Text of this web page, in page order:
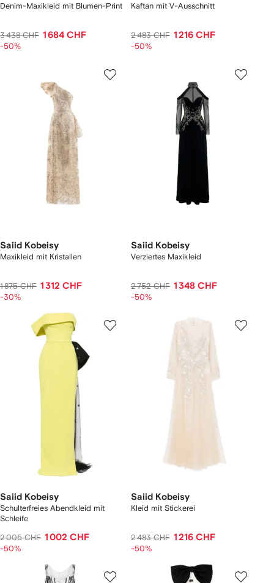
Denim-Maxikleid mit Blumen-Print
3 438 CHF 1 684 CHF
-50%
Kaftan mit V-Ausschnitt
2 483 CHF 1 216 CHF
-50%
Saiid Kobeisy
Maxikleid mit Kristallen
1 875 CHF 1 312 CHF
-30%
Saiid Kobeisy
Verziertes Maxikleid
2 752 CHF 1 348 CHF
-50%
Saiid Kobeisy
Schulterfreies Abendkleid mit
Schleife
2 005 CHF 1 002 CHF
-50%
Saiid Kobeisy
Kleid mit Stickerei
2 483 CHF 1 216 CHF
-50%